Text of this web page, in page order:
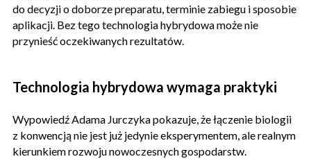
do decyzji o doborze preparatu, terminie zabiegu i sposobie
aplikacji. Bez tego technologia hybrydowa może nie
przynieść oczekiwanych rezultatów.
Technologia hybrydowa wymaga praktyki
Wypowiedź Adama Jurczyka pokazuje, że łączenie biologii
z konwencją nie jest już jedynie eksperymentem, ale realnym
kierunkiem rozwoju nowoczesnych gospodarstw.